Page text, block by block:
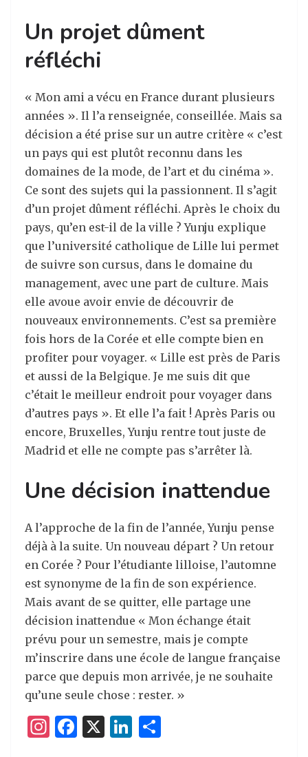
Un projet dûment
réfléchi
« Mon ami a vécu en France durant plusieurs
années ». Il l’a renseignée, conseillée. Mais sa
décision a été prise sur un autre critère « c’est
un pays qui est plutôt reconnu dans les
domaines de la mode, de l’art et du cinéma ».
Ce sont des sujets qui la passionnent. Il s’agit
d’un projet dûment réfléchi. Après le choix du
pays, qu’en est-il de la ville ? Yunju explique
que l’université catholique de Lille lui permet
de suivre son cursus, dans le domaine du
management, avec une part de culture. Mais
elle avoue avoir envie de découvrir de
nouveaux environnements. C’est sa première
fois hors de la Corée et elle compte bien en
profiter pour voyager. « Lille est près de Paris
et aussi de la Belgique. Je me suis dit que
c’était le meilleur endroit pour voyager dans
d’autres pays ». Et elle l’a fait ! Après Paris ou
encore, Bruxelles, Yunju rentre tout juste de
Madrid et elle ne compte pas s’arrêter là.
Une décision inattendue
A l’approche de la fin de l’année, Yunju pense
déjà à la suite. Un nouveau départ ? Un retour
en Corée ? Pour l’étudiante lilloise, l’automne
est synonyme de la fin de son expérience.
Mais avant de se quitter, elle partage une
décision inattendue « Mon échange était
prévu pour un semestre, mais je compte
m’inscrire dans une école de langue française
parce que depuis mon arrivée, je ne souhaite
qu’une seule chose : rester. »
I
F
X
Li